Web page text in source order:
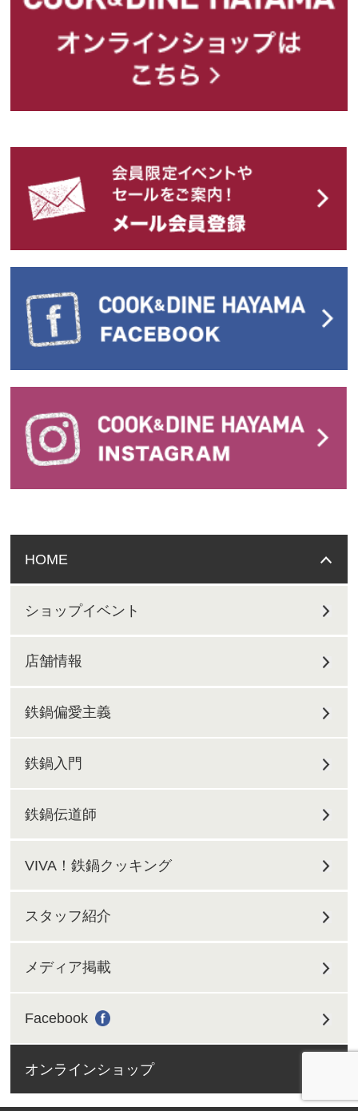
HOME
ショップイベント
店舗情報
鉄鍋偏愛主義
鉄鍋入門
鉄鍋伝道師
VIVA！鉄鍋クッキング
スタッフ紹介
メディア掲載
Facebook
オンラインショップ